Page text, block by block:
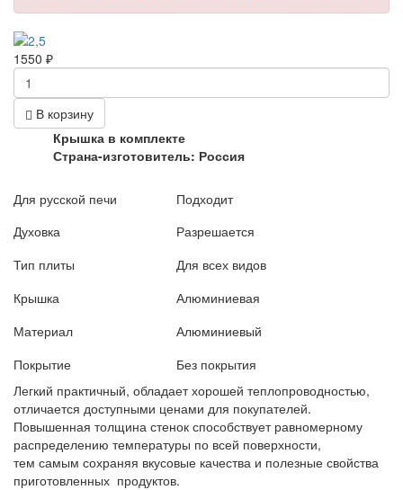
1550 ₽
В корзину
Крышка в комплекте
Страна-изготовитель: Россия
Для русской печи
Подходит
Духовка
Разрешается
Тип плиты
Для всех видов
Крышка
Алюминиевая
Материал
Алюминиевый
Покрытие
Без покрытия
Легкий практичный, обладает хорошей теплопроводностью,
отличается доступными ценами для покупателей.
Повышенная толщина стенок способствует равномерному
распределению температуры по всей поверхности,
тем самым сохраняя вкусовые качества и полезные свойства
приготовленных продуктов.